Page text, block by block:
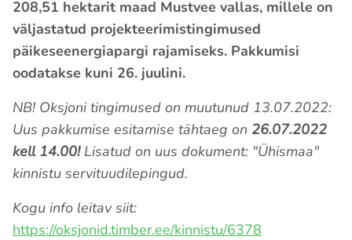
208,51 hektarit maad Mustvee vallas, millele on
väljastatud projekteerimistingimused
päikeseenergiapargi rajamiseks. Pakkumisi
oodatakse kuni 26. juulini.
NB! Oksjoni tingimused on muutunud 13.07.2022:
Uus pakkumise esitamise tähtaeg on 26.07.2022
kell 14.00! Lisatud on uus dokument: "Ühismaa"
kinnistu servituudilepingud.
Kogu info leitav siit:
https://oksjonid.timber.ee/kinnistu/6378